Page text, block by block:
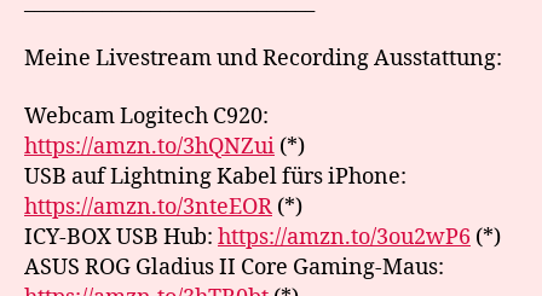
Meine Livestream und Recording Ausstattung:
Webcam Logitech C920:
https://amzn.to/3hQNZui (*)
USB auf Lightning Kabel fürs iPhone:
https://amzn.to/3nteEOR (*)
ICY-BOX USB Hub: https://amzn.to/3ou2wP6 (*)
ASUS ROG Gladius II Core Gaming-Maus: